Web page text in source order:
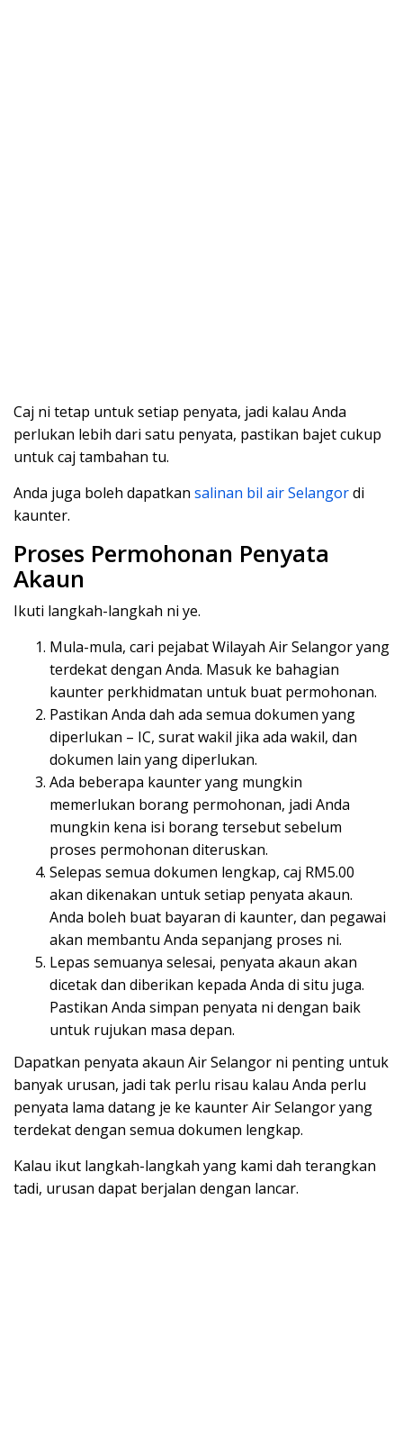
Caj ni tetap untuk setiap penyata, jadi kalau Anda
perlukan lebih dari satu penyata, pastikan bajet cukup
untuk caj tambahan tu.
Anda juga boleh dapatkan salinan bil air Selangordi
kaunter.
Proses Permohonan Penyata
Akaun
Ikuti langkah-langkah ni ye.
Mula-mula, cari pejabat Wilayah Air Selangor yang
terdekat dengan Anda. Masuk ke bahagian
kaunter perkhidmatan untuk buat permohonan.
Pastikan Anda dah ada semua dokumen yang
diperlukan – IC, surat wakil jika ada wakil, dan
dokumen lain yang diperlukan.
Ada beberapa kaunter yang mungkin
memerlukan borang permohonan, jadi Anda
mungkin kena isi borang tersebut sebelum
proses permohonan diteruskan.
Selepas semua dokumen lengkap, caj RM5.00
akan dikenakan untuk setiap penyata akaun.
Anda boleh buat bayaran di kaunter, dan pegawai
akan membantu Anda sepanjang proses ni.
Lepas semuanya selesai, penyata akaun akan
dicetak dan diberikan kepada Anda di situ juga.
Pastikan Anda simpan penyata ni dengan baik
untuk rujukan masa depan.
Dapatkan penyata akaun Air Selangor ni penting untuk
banyak urusan, jadi tak perlu risau kalau Anda perlu
penyata lama datang je ke kaunter Air Selangor yang
terdekat dengan semua dokumen lengkap.
Kalau ikut langkah-langkah yang kami dah terangkan
tadi, urusan dapat berjalan dengan lancar.